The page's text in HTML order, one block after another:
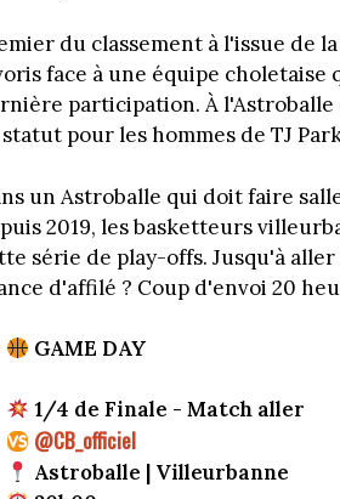
du classement à l'issue de
face à une équipe
participation. À
pour les hommes de TJ
un Astroballe qui doit faire
2019, les basketteurs
série de play-offs. Jusqu'à
d'affilé ? Coup d'envoi 20
GAME DAY⁠
1/4 de Finale - Match aller
@CB_officiel
Astroballe | Villeurbanne